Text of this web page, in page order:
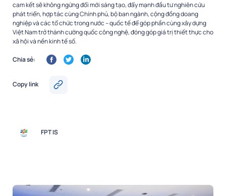
cam kết sẽ không ngừng đổi mới sáng tạo, đẩy mạnh đầu tư nghiên cứu
phát triển, hợp tác cùng Chính phủ, bộ ban ngành, cộng đồng doang
nghiệp và các tổ chức trong nước – quốc tế để góp phần cùng xây dựng
Việt Nam trở thành cường quốc công nghệ, đóng góp giá trị thiết thực cho
xã hội và nền kinh tế số.
Chia sẻ:
Copy link
FPT IS